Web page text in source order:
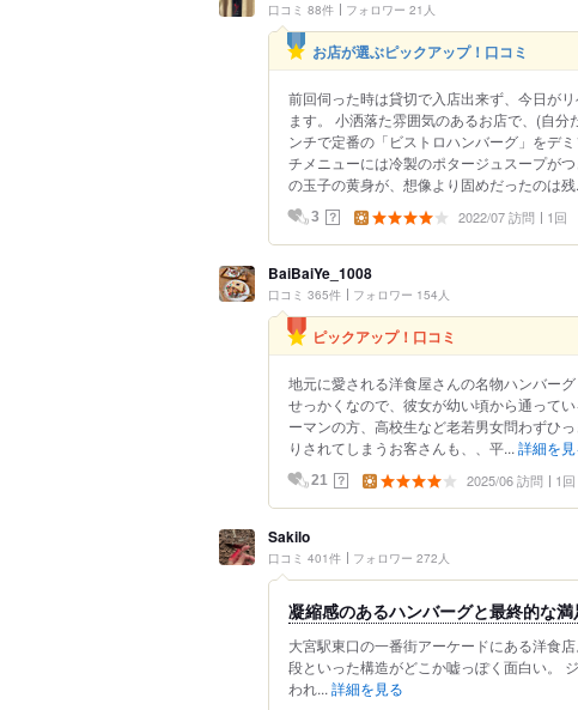
口コミ 88件 フォロワー 21人
お店が選ぶピックアップ！口コミ
前回伺った時は貸切で入店出来ず、今日が
ます。 小洒落た雰囲気のあるお店で、(自
ンチで定番の「ビストロハンバーグ」をデ
チメニューには冷製のポタージュスープが
の玉子の黄身が、想像より固めだったのは残
3 ？ 2022/07 訪問 1回
BaiBaiYe_1008
口コミ 365件 フォロワー 154人
ピックアップ！口コミ
地元に愛される洋食屋さんの名物ハンバー
せっかくなので、彼女が幼い頃から通って
ーマンの方、高校生など老若男女問わずひ
りされてしまうお客さんも、、平... 詳細を見
21 ？ 2025/06 訪問 1回
Sakilo
口コミ 401件 フォロワー 272人
凝縮感のあるハンバーグと最終的な
大宮駅東口の一番街アーケードにある洋食
段といった構造がどこか嘘っぽく面白い。
われ... 詳細を見る